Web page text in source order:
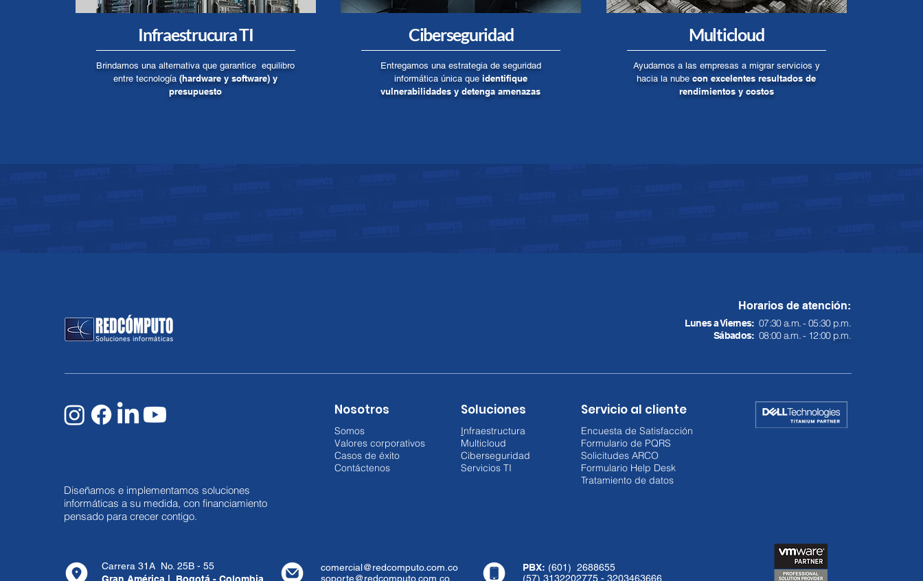
Infraestrucura TI
Brindamos una alternativa que garantice equilibro
entre tecnología (hardware y software) y
presupuesto
Ciberseguridad
Entregamos una estrategia de seguridad
informática única que identifique
vulnerabilidades y detenga amenazas
Multicloud
Ayudamos a las empresas a migrar servicios y
hacia la nube con excelentes resultados de
rendimientos y costos
Horarios de atención:
Lunes a Viernes: 07:30 a.m. - 05:30 p.m.
Sábados: 08:00 a.m. - 12:00p.m.
Diseñamos e implementamos soluciones
informáticas a su medida, con financiamiento
pensado para crecer contigo.
Nosotros
Somos
Valores corporativos
Casos de éxito
Contáctenos
Soluciones
Infraestructura
Multicloud
Ciberseguridad
Servicios TI
Servicio al cliente
Encuesta de Satisfacción
Formulario de PQRS
Solicitudes ARCO
Formulario Help Desk
Tratamiento de datos
Carrera 31A No. 25B - 55
comercial@redcomputo.com.co
soporte@redcomputo.com.co
PBX: (601) 2688655
(57) 3132202775 - 3203463666